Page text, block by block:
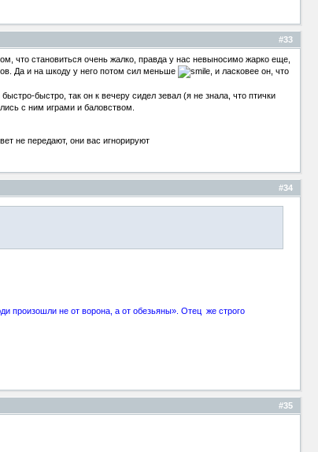
#33
что становиться очень жалко, правда у нас невыносимо жарко еще,
Да и на шкоду у него потом сил меньше
, и ласковее он, что
быстро, так он к вечеру сидел зевал (я не знала, что птички
с ним играми и баловством.
не передают, они вас игнорируют
#34
произошли не от ворона, а от обезьяны». Отец же строго
#35